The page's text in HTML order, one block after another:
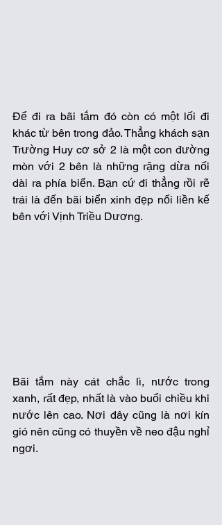
Để đi ra bãi tắm đó còn có một lối đi
khác từ bên trong đảo. Thẳng khách sạn
Trường Huy cơ sở 2 là một con đường
mòn với 2 bên là những rặng dừa nối
dài ra phía biển. Bạn cứ đi thẳng rồi rẽ
trái là đến bãi biển xinh đẹp nối liền kế
bên với Vịnh Triều Dương.
Bãi tắm này cát chắc lì, nước trong
xanh, rất đẹp, nhất là vào buổi chiều khi
nước lên cao. Nơi đây cũng là nơi kín
gió nên cũng có thuyền về neo đậu nghỉ
ngơi.